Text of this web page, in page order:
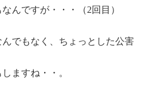
んですが・・・（2回目）
でもなく、ちょっとした公害
ますね・・。